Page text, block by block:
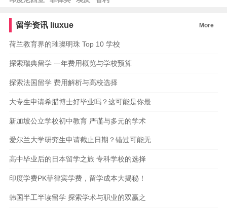
留学资讯 liuxue More
荷兰教育界的璀璨明珠 Top 10 学校
探索瑞典留学 一年费用概览与学校预算
探索法国留学 费用解析与高校选择
大专生申请希腊博士好毕业吗？这可能是你最
新加坡公立学校初中教育 严谨与多元的学术
爱尔兰大学研究生申请截止日期？错过可能无
高中毕业后的日本留学之旅 专科学校的选择
印度学费PK菲律宾学费，留学成本大揭秘！
韩国半工半读留学 探索学术与职业的双赢之